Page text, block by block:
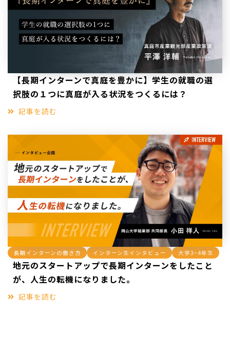
【長期インターンで真庭を豊かに】学生の就職の選
択肢の１つに真庭が入る状況をつくるには？
記事を読む
長期インターンの働き方 インターン生インタビュー 大学3~4年生
地元のスタートアップで長期インターンをしたこと
が、人生の転機になりました。
記事を読む